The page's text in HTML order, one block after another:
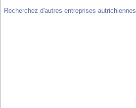
Recherchez d'autres entreprises autrichiennes